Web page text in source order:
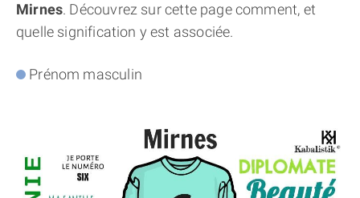
Mirnes. Découvrez sur cette page comment, et
quelle signification y est associée.
Prénom masculin
THÈME NUMÉROLOGIQUE APPROFONDI
THÈME TEMPOREL
THÈME « DOUBLE JE »